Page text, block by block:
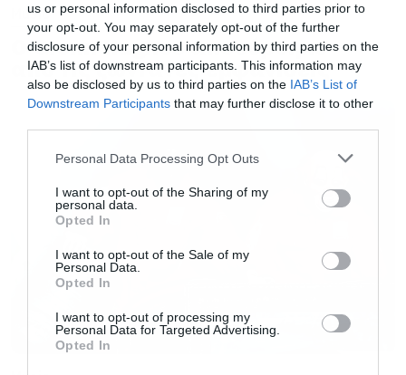
us or personal information disclosed to third parties prior to
your opt-out. You may separately opt-out of the further
disclosure of your personal information by third parties on the
IAB’s list of downstream participants. This information may
also be disclosed by us to third parties on the IAB’s List of
Downstream Participants that may further disclose it to other
Please note that this website/app uses one or more Google
not limited to your visit or usage behaviour. You may click to
grant or deny consent to Google and its third-party tags to
use your data for below specified purposes in below Google
consent section.
Personal Data Processing Opt Outs
I want to opt-out of the Sharing of my
personal data.
Opted In
I want to opt-out of the Sale of my
Personal Data.
Opted In
I want to opt-out of processing my
Personal Data for Targeted Advertising.
Opted In
01.Adderall
02.The Dying Song (Time To Sing)
03.The Chapeltown Rag
04.Yen
05.Hivemind
Warranty
Acidic
Heirloom
H377
De Sade
Finale
Music
Ο Glenn Hughes αποσύρθηκε
από τις ζωντανές εμφανίσεις